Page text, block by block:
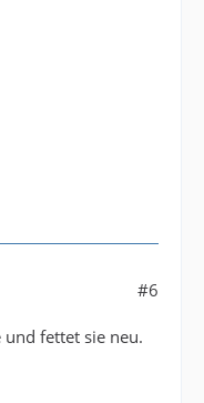
#6
fettet sie neu.